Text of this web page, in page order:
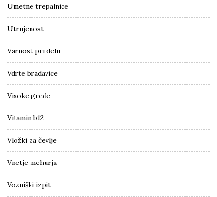
Umetne trepalnice
Utrujenost
Varnost pri delu
Vdrte bradavice
Visoke grede
Vitamin b12
Vložki za čevlje
Vnetje mehurja
Vozniški izpit